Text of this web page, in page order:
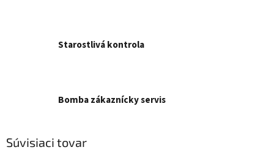
Starostlivá kontrola
Bomba zákaznícky servis
Súvisiaci tovar